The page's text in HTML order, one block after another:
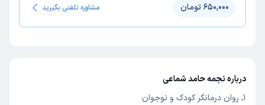
650,000 تومان مشاوره تلفنی بگیرید
درباره نجمه حامد شماعی
1ـ روان درمانگر کودک و نوجوان